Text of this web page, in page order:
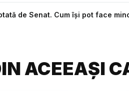
de Senat. Cum își pot face
ACEEAȘI